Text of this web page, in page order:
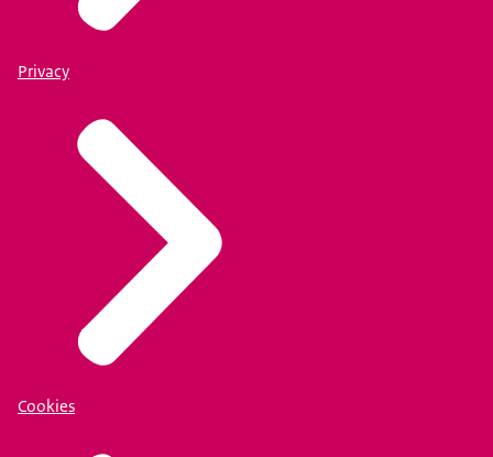
Privacy
Cookies